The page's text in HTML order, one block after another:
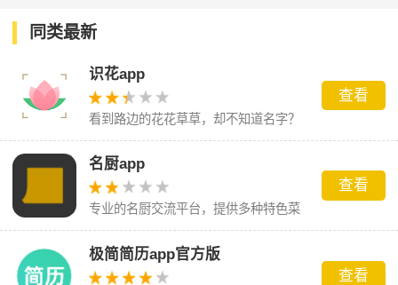
同类最新
识花app
看到路边的花花草草，却不知道名字？
查看
名厨app
专业的名厨交流平台，提供多种特色菜
品。
查看
极简简历app官方版
查看